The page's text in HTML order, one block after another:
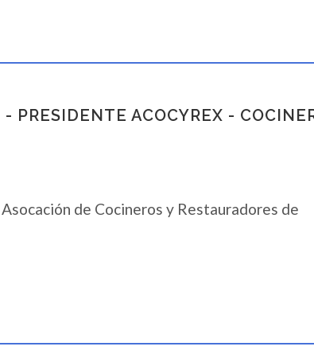
PRESIDENTE ACOCYREX -
de Cocineros y Restauradores de